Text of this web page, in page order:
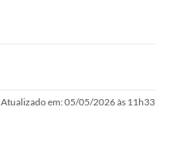
Atualizado em: 05/05/2026 às 11h33